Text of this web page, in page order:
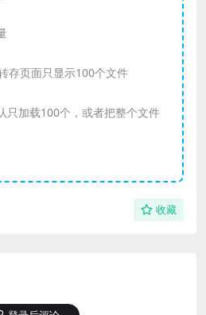
存页面只显示100个文件
只加载100个，或者把整个文件
收藏